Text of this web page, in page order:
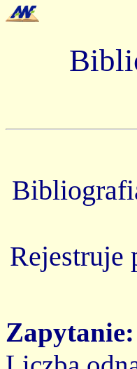
Rejestruje
Zapytanie: